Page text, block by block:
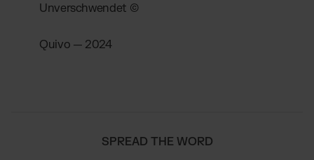
Unverschwendet ©
Quivo — 2024
SPREAD THE WORD